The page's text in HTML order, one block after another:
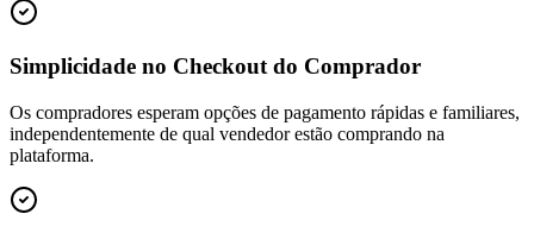
Simplicidade no Checkout do Comprador
Os compradores esperam opções de pagamento rápidas e familiares,
independentemente de qual vendedor estão comprando na
plataforma.